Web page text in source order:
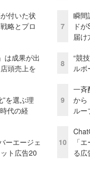
付いた状
略とプロ
は成果が出
頭売上を
を選ぶ理
代の経
ーエージェ
ト広告20
7
瞬間
ド
届け
8
“競
ルボ
9
一斉
から
ルー
10
「
る広